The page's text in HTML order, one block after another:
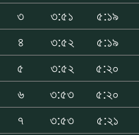
৩
৩:৫১ ৫:১৯
৪
৩:৫২ ৫:১৯
৫
৩:৫২ ৫:২০
৬
৩:৫৩ ৫:২০
৭
৩:৫৩ ৫:২১